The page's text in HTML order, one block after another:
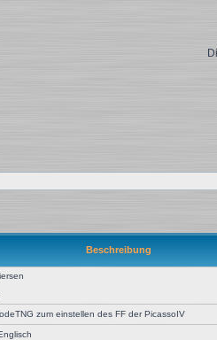
Beschreibung
zum einstellen des FF der PicassoIV